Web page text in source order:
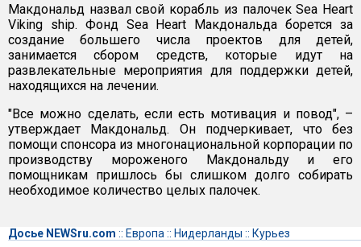
Макдональд назвал свой корабль из палочек Sea Heart
Viking ship. Фонд Sea Heart Макдональда борется за
создание большего числа проектов для детей,
занимается сбором средств, которые идут на
развлекательные мероприятия для поддержки детей,
находящихся на лечении.
"Все можно сделать, если есть мотивация и повод", –
утверждает Макдональд. Он подчеркивает, что без
помощи спонсора из многонациональной корпорации по
производству мороженого Макдональду и его
помощникам пришлось бы слишком долго собирать
необходимое количество целых палочек.
Досье NEWSru.com :: Европа :: Нидерланды :: Курьез